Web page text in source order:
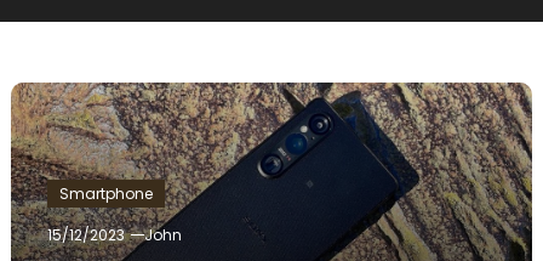
Smartphone
15/12/2023
John